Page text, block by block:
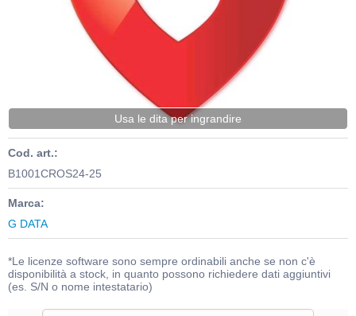
Usa le dita per ingrandire
Cod. art.:
B1001CROS24-25
Marca:
G DATA
*Le licenze software sono sempre ordinabili anche se non c'è
disponibilità a stock, in quanto possono richiedere dati aggiuntivi
(es. S/N o nome intestatario)